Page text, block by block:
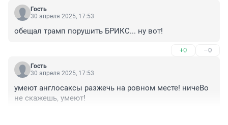
Гость
30 апреля 2025, 17:53
обещал трамп порушить БРИКС... ну вот!
+0 –0
Гость
30 апреля 2025, 17:53
умеют англосаксы разжечь на ровном месте! ничеВо
не скажешь, умеют!